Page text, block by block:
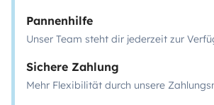
Pannenhilfe
Unser Team steht dir jederzeit zur
Sichere Zahlung
Mehr Flexibilität durch unsere